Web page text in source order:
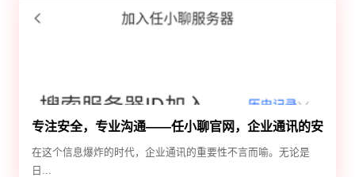
专注安全，专业沟通——任小聊官网，企业通讯的安
全守护神
在这个信息爆炸的时代，企业通讯的重要性不言而喻。无论是
日...